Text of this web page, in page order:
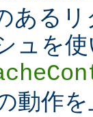
ある
ュを
動作